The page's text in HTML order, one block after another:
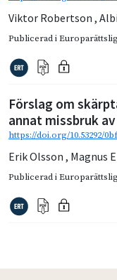
Viktor Robertson ,
Publicerad i
Förslag om
annat missbruk
https://doi.org/10.53292/
Erik Olsson , Magnus
Publicerad i